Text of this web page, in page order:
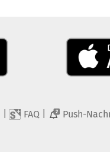
FAQ 2 Push-